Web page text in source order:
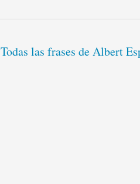
Todas las frases de Albert